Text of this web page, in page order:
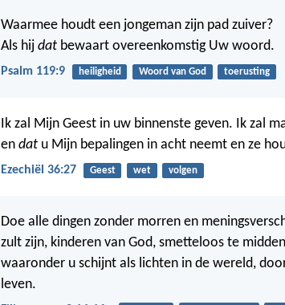
Waarmee houdt een jongeman zijn pad zuiver?
Als hij dat bewaart overeenkomstig Uw woord.
Psalm 119:9 heiligheid Woord van God toerusting
Ik zal Mijn Geest in uw binnenste geven. Ik zal
en dat u Mijn bepalingen in acht neemt en ze
Ezechiël 36:27 Geest wet volgen
Doe alle dingen zonder morren en
zult zijn, kinderen van God, smetteloos te
waaronder u schijnt als lichten in de wereld,
leven.